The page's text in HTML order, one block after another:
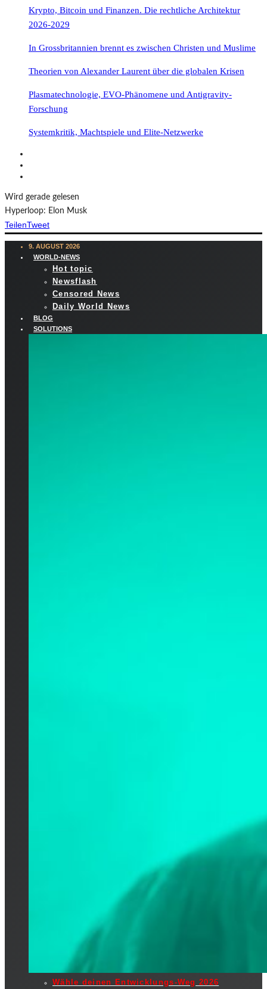
Krypto, Bitcoin und Finanzen. Die rechtliche Architektur
2026-2029
In Grossbritannien brennt es zwischen Christen und Muslime
Theorien von Alexander Laurent über die globalen Krisen
Plasmatechnologie, EVO-Phänomene und Antigravity-
Forschung
Systemkritik, Machtspiele und Elite-Netzwerke
Wird gerade gelesen
Hyperloop: Elon Musk
TeilenTweet
9. AUGUST 2026
WORLD-NEWS
Hot topic
Newsflash
Censored News
Daily World News
BLOG
SOLUTIONS
Wähle deinen Entwicklungs-Weg 2026